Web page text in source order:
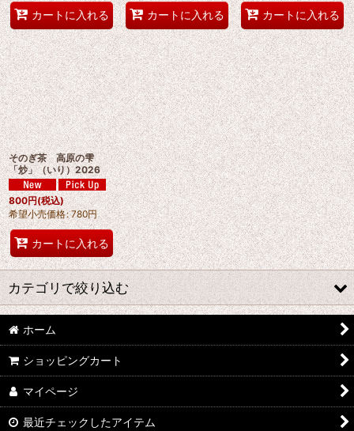
カートに入れる カートに入れる カートに入れる
そのぎ茶 高原の雫
「炒」（いり）2026
800円(税込)
希望小売価格: 780円
カートに入れる
カテゴリで絞り込む
蒸し製玉緑茶
発酵茶
抹茶
ホーム
ショッピングカート
マイページ
最近チェックしたアイテム